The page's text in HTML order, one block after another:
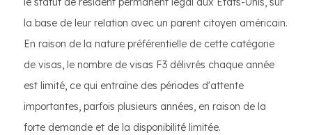
la base de leur relation avec un parent citoyen américain.
En raison de la nature préférentielle de cette catégorie
de visas, le nombre de visas F3 délivrés chaque année
est limité, ce qui entraîne des périodes d'attente
importantes, parfois plusieurs années, en raison de la
forte demande et de la disponibilité limitée.